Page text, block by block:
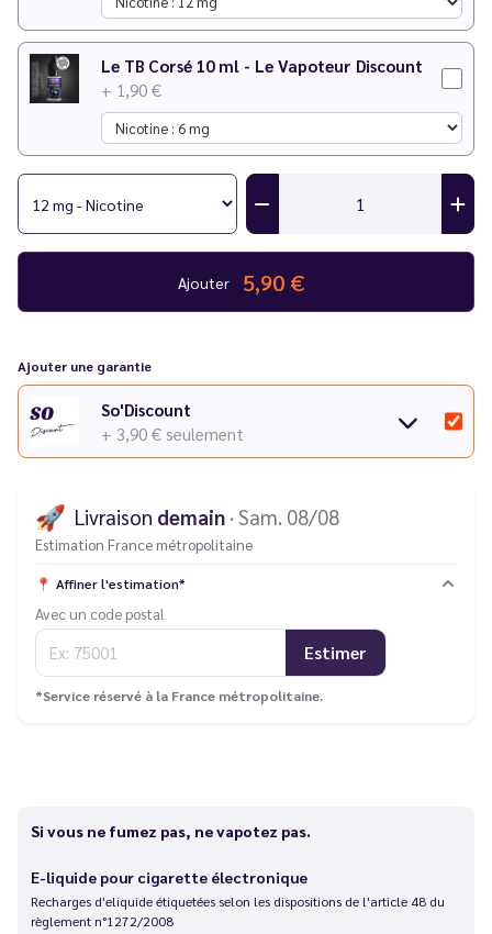
Le TB Corsé 10 ml - Le Vapoteur Discount
+ 1,90 €
Ajouter 5,90 €
Ajouter une garantie
So'Discount
+ 3,90 € seulement
🚀 Livraison demain · Sam. 08/08
Estimation France métropolitaine
📍 Affiner l'estimation*
Avec un code postal
Estimer
*Service réservé à la France métropolitaine.
Si vous ne fumez pas, ne vapotez pas.
E-liquide pour cigarette électronique
Recharges d'eliquide étiquetées selon les dispositions de l'article 48 du
règlement n°1272/2008